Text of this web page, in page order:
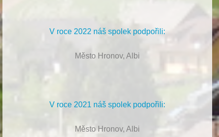
V roce 2022 náš spolek podpořili:
Město Hronov, Albi
V roce 2021 náš spolek podpořili:
Město Hronov, Albi